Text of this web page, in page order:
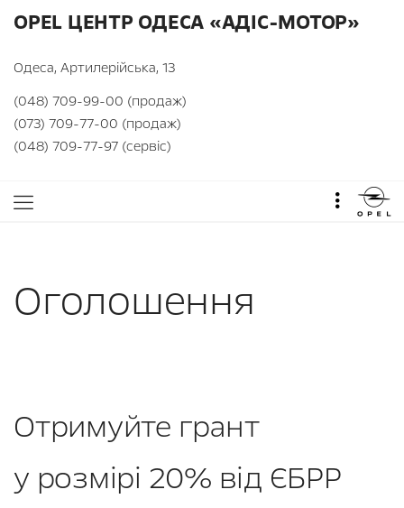
OPEL ЦЕНТР ОДЕСА «АДІС-МОТОР»
Одеса, Артилерійська, 13
(048) 709-99-00 (продаж)
(073) 709-77-00 (продаж)
(048) 709-77-97 (сервіс)
Оголошення
Отримуйте грант
у розмірі 20% від ЄБРР